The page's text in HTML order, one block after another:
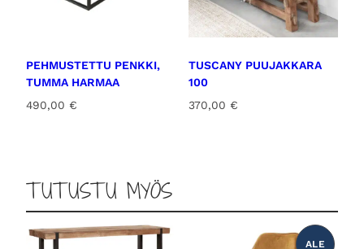
PEHMUSTETTU PENKKI,
TUMMA HARMAA
490,00 €
TUSCANY PUUJAKKARA
100
370,00 €
TUTUSTU MYÖS
ALE